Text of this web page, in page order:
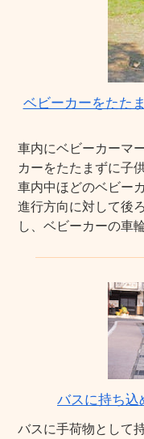
ベビーカーをたた
車内にベビーカーマ
カーをたたまずに子
車内中ほどのベビー
進行方向に対して後
し、ベビーカーの車
バスに持ち込
バスに手荷物として